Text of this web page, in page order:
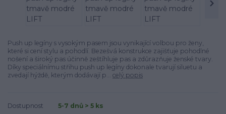
Push up legíny s vysokým pasem jsou vynikající volbou pro ženy,
které si cení stylu a pohodlí. Bezešvá konstrukce zajišťuje pohodlné
nošení a široký pas účinně zeštíhluje pas a zdůrazňuje ženské tvary.
Díky speciálnímu střihu push up legíny dokonale tvarují siluetu a
zvedají hýždě, kterým dodávají p... celý popis
Dostupnost
5-7 dnů > 5 ks